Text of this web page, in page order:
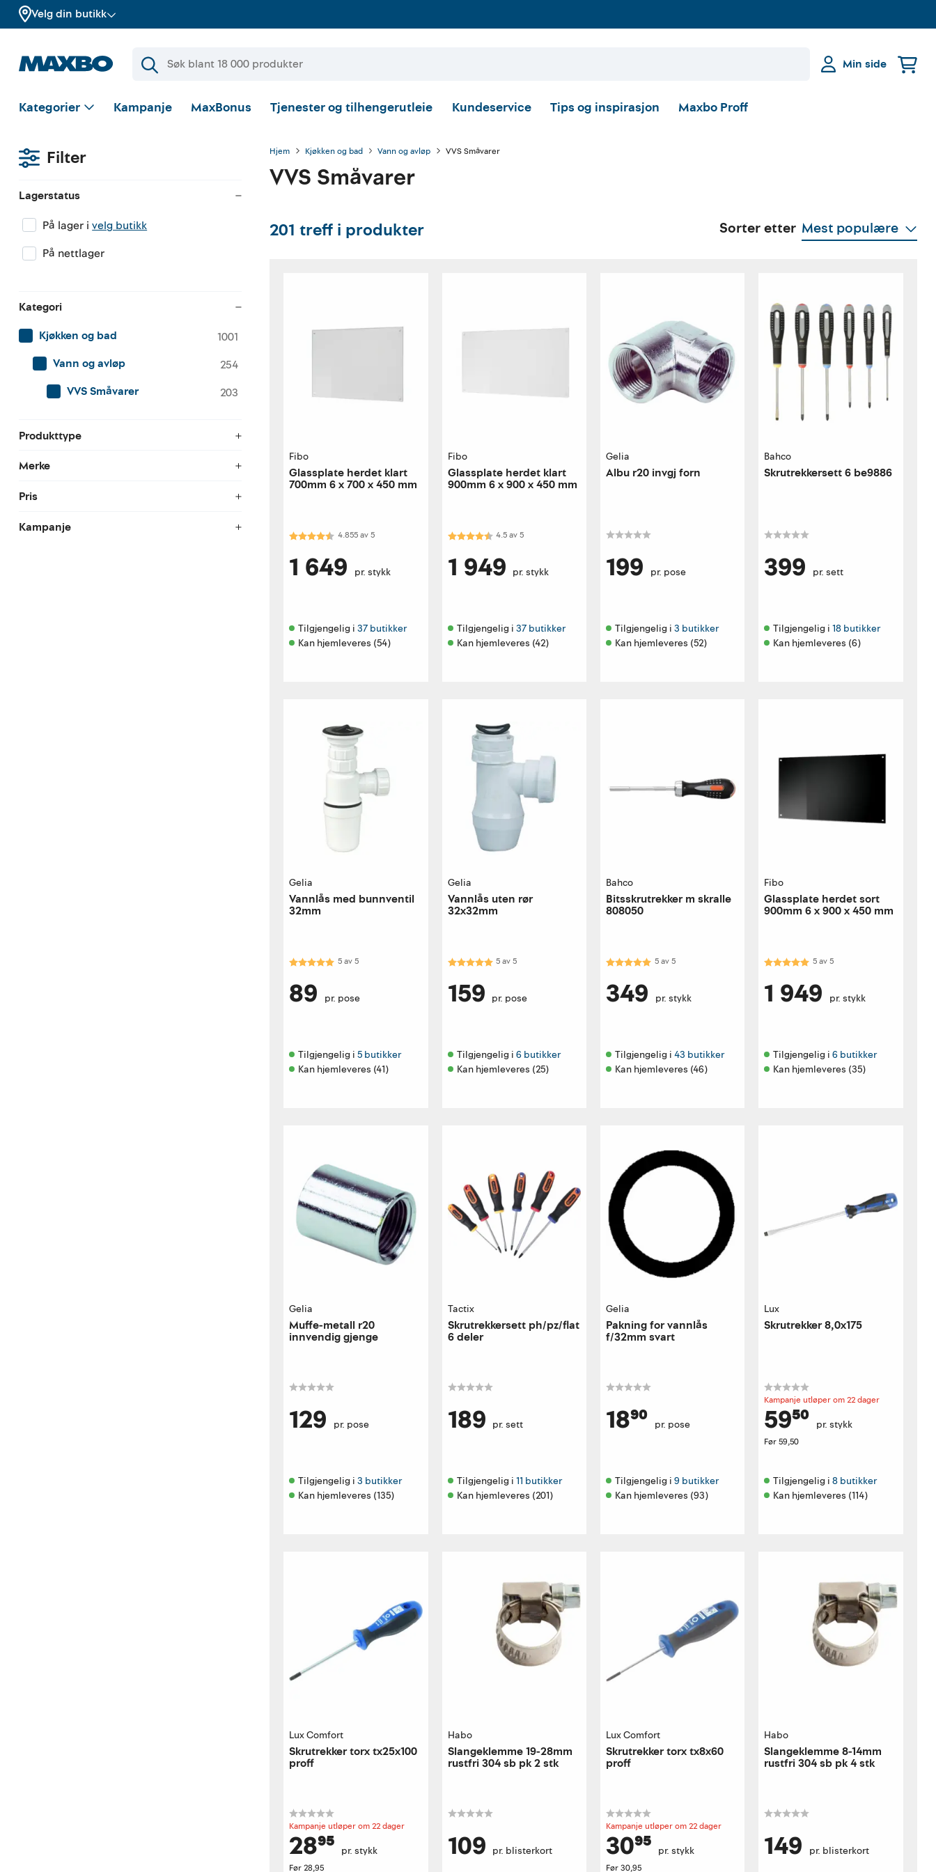
Velg din butikk
Min side
Kategorier Kampanje MaxBonus Tjenester og tilhengerutleie Kundeservice Tips og inspirasjon Maxbo Proff
Filter
Lagerstatus
På lager ivelg butikk
På nettlager
Kategori
Kjøkken og bad
1001
Vann og avløp
254
VVS Småvarer
203
Produkttype
Merke
Pris
Kampanje
Hjem Kjøkken og bad Vann og avløp VVS Småvarer
VVS Småvarer
201 treff i produkter Sorter etter Mest populære
Fibo
Glassplate herdet klart
700mm 6 x 700 x 450 mm
Karakter:4.9 av 5 mulige
4.855av5
1 649 pr. stykk
Tilgjengelig i 37 butikker
Kan hjemleveres (54)
Fibo
Glassplate herdet klart
900mm 6 x 900 x 450 mm
Karakter:4.5 av 5 mulige
4.5av5
1 949 pr. stykk
Tilgjengelig i 37 butikker
Kan hjemleveres (42)
Gelia
Albu r20 invgj forn
199 pr. pose
Tilgjengelig i 3 butikker
Kan hjemleveres (52)
Bahco
Skrutrekkersett 6 be9886
399 pr. sett
Tilgjengelig i 18 butikker
Kan hjemleveres (6)
Gelia
Vannlås med bunnventil
32mm
Karakter:5.0 av 5 mulige
5av5
89 pr. pose
Tilgjengelig i 5 butikker
Kan hjemleveres (41)
Gelia
Vannlås uten rør
32x32mm
Karakter:5.0 av 5 mulige
5av5
159 pr. pose
Tilgjengelig i 6 butikker
Kan hjemleveres (25)
Bahco
Bitsskrutrekker m skralle
808050
Karakter:5.0 av 5 mulige
5av5
349 pr. stykk
Tilgjengelig i 43 butikker
Kan hjemleveres (46)
Fibo
Glassplate herdet sort
900mm 6 x 900 x 450 mm
Karakter:5.0 av 5 mulige
5av5
1 949 pr. stykk
Tilgjengelig i 6 butikker
Kan hjemleveres (35)
Gelia
Muffe-metall r20
innvendig gjenge
129 pr. pose
Tilgjengelig i 3 butikker
Kan hjemleveres (135)
Tactix
Skrutrekkersett ph/pz/flat
6 deler
189 pr. sett
Tilgjengelig i 11 butikker
Kan hjemleveres (201)
Gelia
Pakning for vannlås
f/32mm svart
18⁹⁰ pr. pose
Tilgjengelig i 9 butikker
Kan hjemleveres (93)
Lux
Skrutrekker 8,0x175
Kampanje utløper om 22 dager
59⁵⁰ pr. stykk
Før 59,50
Tilgjengelig i 8 butikker
Kan hjemleveres (114)
Lux Comfort
Skrutrekker torx tx25x100
proff
Kampanje utløper om 22 dager
28⁹⁵ pr. stykk
Før28,95
Habo
Slangeklemme 19-28mm
rustfri 304 sb pk 2 stk
109 pr. blisterkort
Lux Comfort
Skrutrekker torx tx8x60
proff
Kampanje utløper om 22 dager
30⁹⁵ pr. stykk
Før30,95
Habo
Slangeklemme 8-14mm
rustfri 304 sb pk 4 stk
149 pr. blisterkort